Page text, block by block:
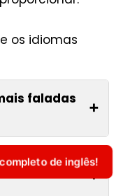
os idiomas
faladas
➕
mais
➕
de inglês!